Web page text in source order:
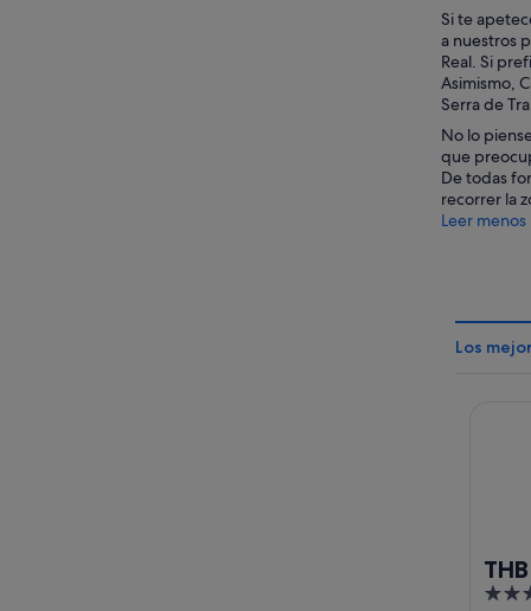
Si te
a nuestros
Real. Si
Asimismo,
Serra de
No lo
que
De todas
recorrer la
Leer menos
Los
4